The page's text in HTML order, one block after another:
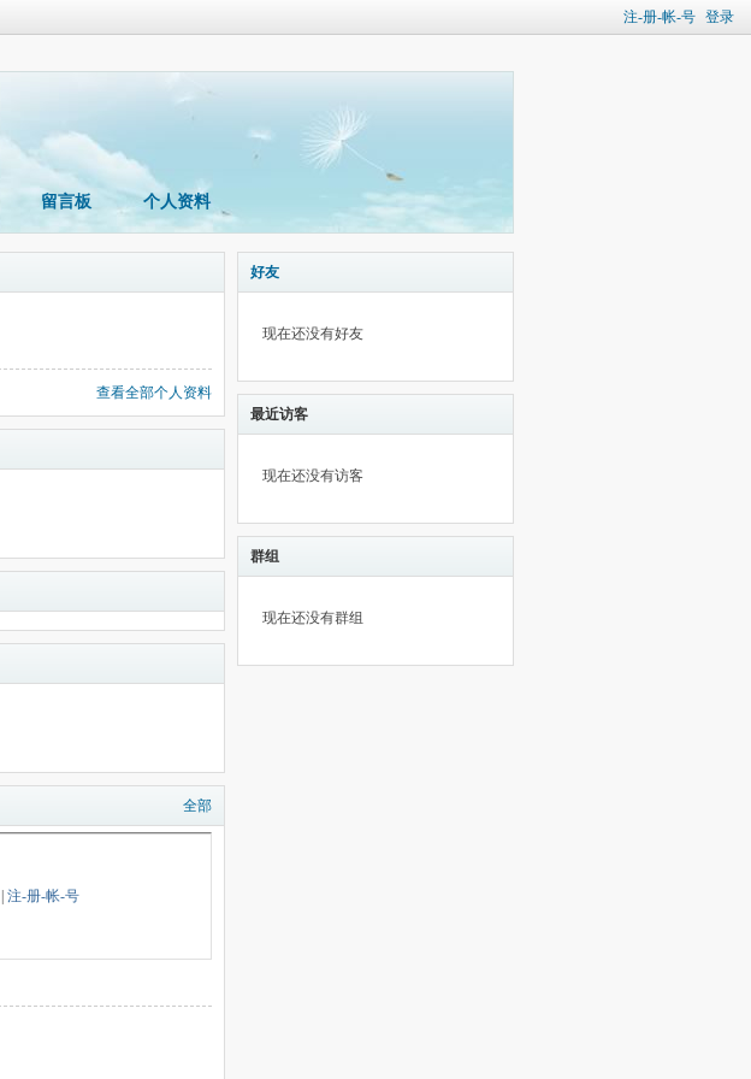
注-册-帐-号 登录
留言板 个人资料
查看全部个人资料
全部
注-册-帐-号
好友
现在还没有好友
最近访客
现在还没有访客
群组
现在还没有群组